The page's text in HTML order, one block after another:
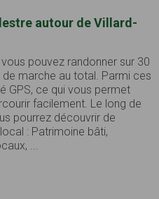
autour de Villard-
pouvez randonner sur 30
marche au total. Parmi ces
GPS, ce qui vous permet
facilement. Le long de
pourrez découvrir de
: Patrimoine bâti,
...